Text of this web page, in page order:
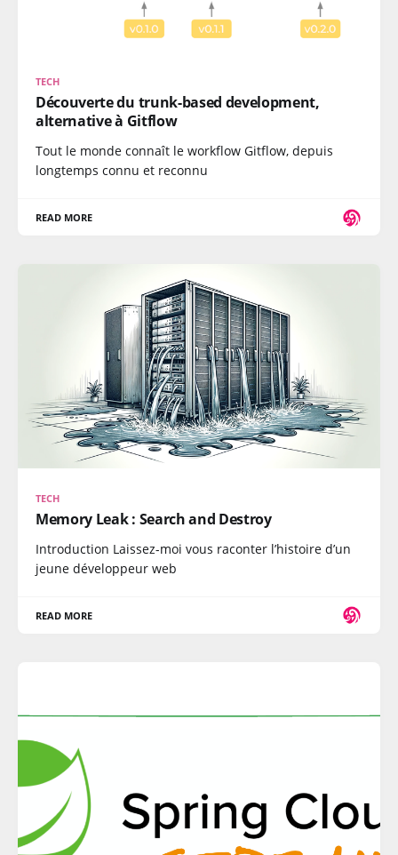
TECH
Découverte du trunk-based development,
alternative à Gitflow
Tout le monde connaît le workflow Gitflow, depuis
longtemps connu et reconnu
READ MORE
TECH
Memory Leak : Search and Destroy
Introduction Laissez-moi vous raconter l’histoire d’un
jeune développeur web
READ MORE